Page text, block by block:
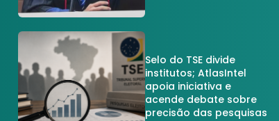
Selo do TSE divide
institutos; AtlasIntel
apoia iniciativa e
acende debate sobre
precisão das pesquisas